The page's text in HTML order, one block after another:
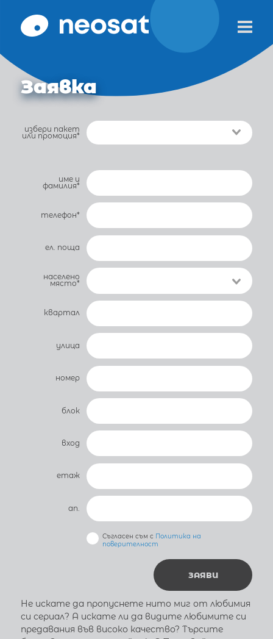
Заявка
избери пакет
или промоция*
име и
фамилия*
телефон*
ел. поща
населено
място*
квартал
улица
номер
блок
вход
етаж
ап.
Съгласен съм с Политика на
поверителност
ЗАЯВИ
Не искате да пропуснете нито миг от любимия
си сериал? А искате ли да видите любимите си
предавания във високо качество? Търсите